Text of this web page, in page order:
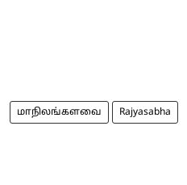
மாநிலங்களவை Rajyasabha